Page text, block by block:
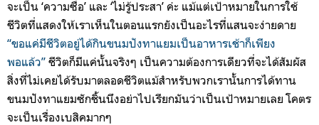
จะเป็น ‘ความซื่อ’ และ ‘ไม่รู้ประสา’ ค่ะ แม้แต่เป้าหมายในการใช้
ชีวิตที่แสดงให้เราเห็นในตอนแรกยังเป็นอะไรที่แสนจะง่ายดาย
“ขอแค่มีชีวิตอยู่ได้กินขนมปังทาแยมเป็นอาหารเช้าก็เพียง
พอแล้ว” ชีวิตก็มีแค่นั้นจริงๆ เป็นความต้องการเดียวที่จะได้สัมผัส
สิ่งที่ไม่เคยได้รับมาตลอดชีวิตแม้สำหรับพวกเรานั้นการได้ทาน
ขนมปังทาแยมซักชิ้นนึงอย่าไปเรียกมันว่าเป็นเป้าหมายเลย โคตร
จะเป็นเรื่องเบสิคมากๆ